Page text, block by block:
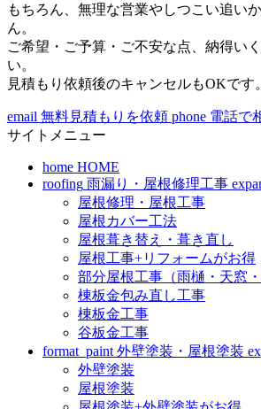
もちろん、無理な営業やしつこい追い
ん。
ご希望・ご予算・ご不安な点、納得い
い。
見積もり依頼後のキャンセルもOKです。
email 無料見積もりを依頼 phone 電話で
サイトメニュー
home HOME
roofing 雨漏り・屋根修理工事
屋根修理・屋根工事
屋根カバー工法
屋根葺き替え・葺き直し
屋根工事+リフォームがお得
部分屋根工事（雨樋・天窓・
棟板金包み直し工事
棟板金工事
谷板金工事
format_paint 外壁塗装・屋根塗装
外壁塗装
屋根塗装